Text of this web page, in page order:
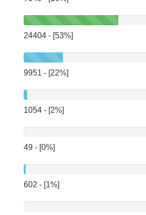
24404 - [53%]
9951 - [22%]
1054 - [2%]
49 - [0%]
602 - [1%]